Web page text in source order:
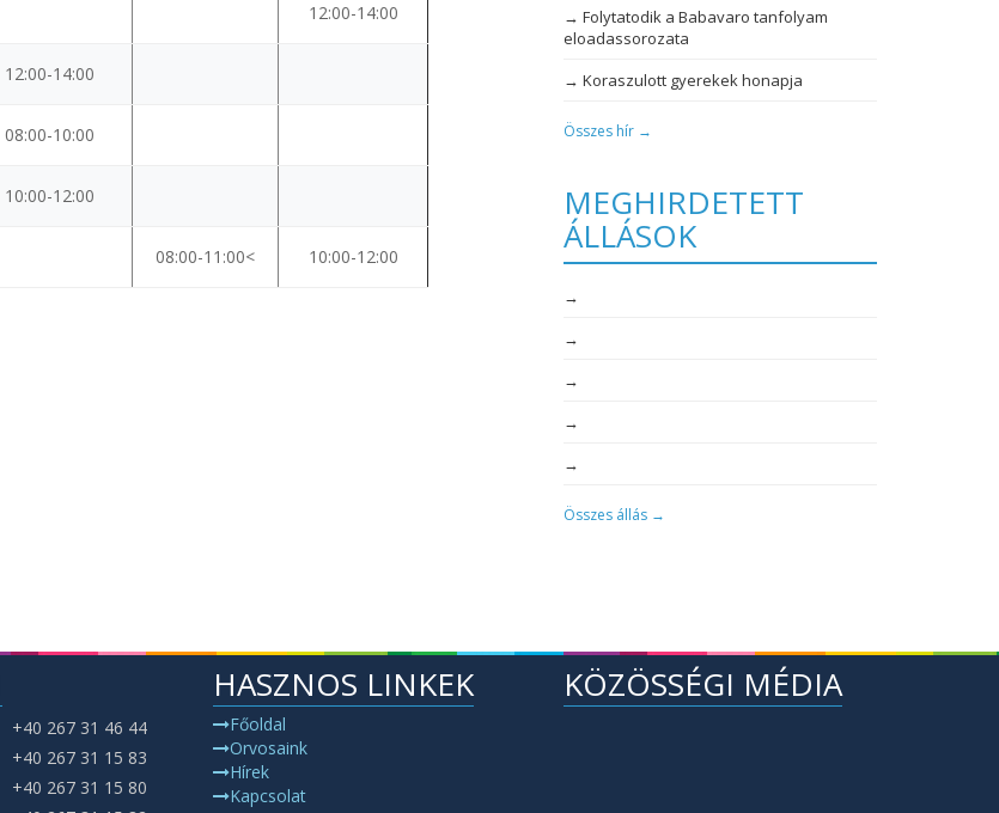
12:00-14:00
12:00-14:00
08:00-10:00
10:00-12:00
08:00-11:00< 10:00-12:00
→ Folytatodik a Babavaro tanfolyam
eloadassorozata
→ Koraszulott gyerekek honapja
Összes hír →
MEGHIRDETETT
ÁLLÁSOK
→
→
→
→
→
Összes állás →
+40 267 31 46 44
+40 267 31 15 83
+40 267 31 15 80
HASZNOS LINKEK
Főoldal
Orvosaink
Hírek
Kapcsolat
KÖZÖSSÉGI MÉDIA